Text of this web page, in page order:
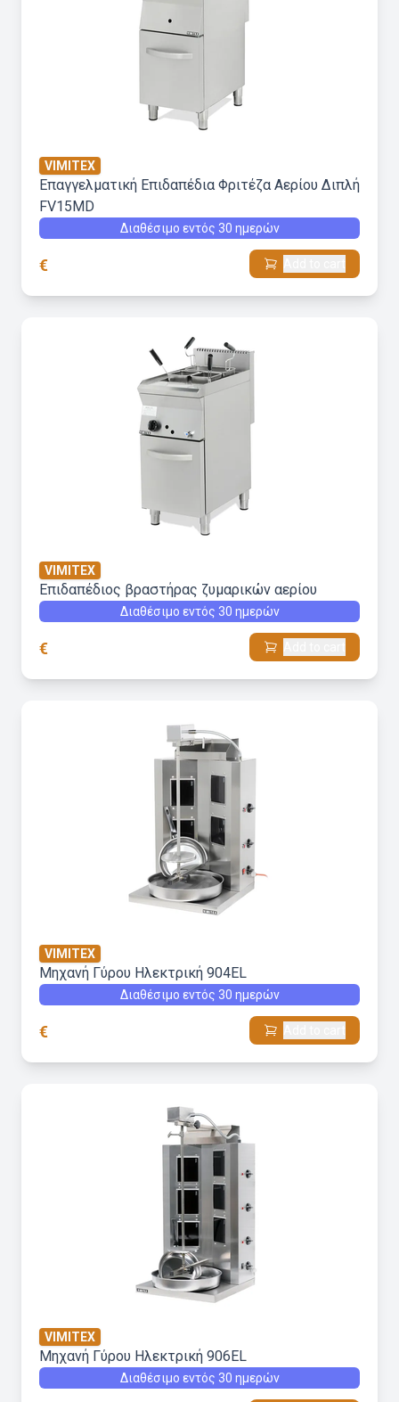
VIMITEX
Επαγγελματική Επιδαπέδια Φριτέζα Αερίου Διπλή
FV15MD
Διαθέσιμο εντός 30 ημερών
€
VIMITEX
Επιδαπέδιος βραστήρας ζυμαρικών αερίου
Διαθέσιμο εντός 30 ημερών
€
VIMITEX
Μηχανή Γύρου Hλεκτρική 904EL
Διαθέσιμο εντός 30 ημερών
€
VIMITEX
Μηχανή Γύρου Hλεκτρική 906EL
Διαθέσιμο εντός 30 ημερών